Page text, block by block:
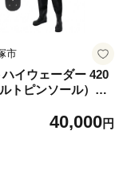
市
イウェーダー 420
トピンソール）OH
40,000円